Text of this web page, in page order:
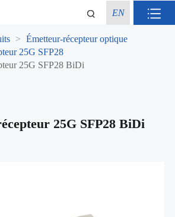
EN
Émetteur-récepteur optique
25G SFP28
25G SFP28 BiDi
25G SFP28 BiDi